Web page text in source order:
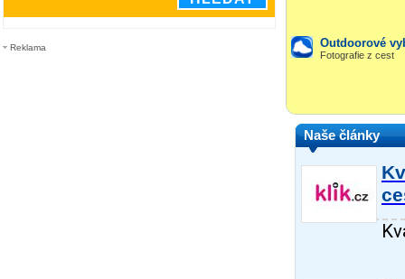
Reklama Outdoorové
Fotografie z cest
Naše články